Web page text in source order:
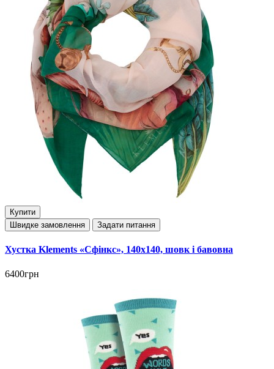
Купити
Швидке замовлення
Задати питання
Хустка Klements «Сфінкс», 140x140, шовк і бавовна
6400грн